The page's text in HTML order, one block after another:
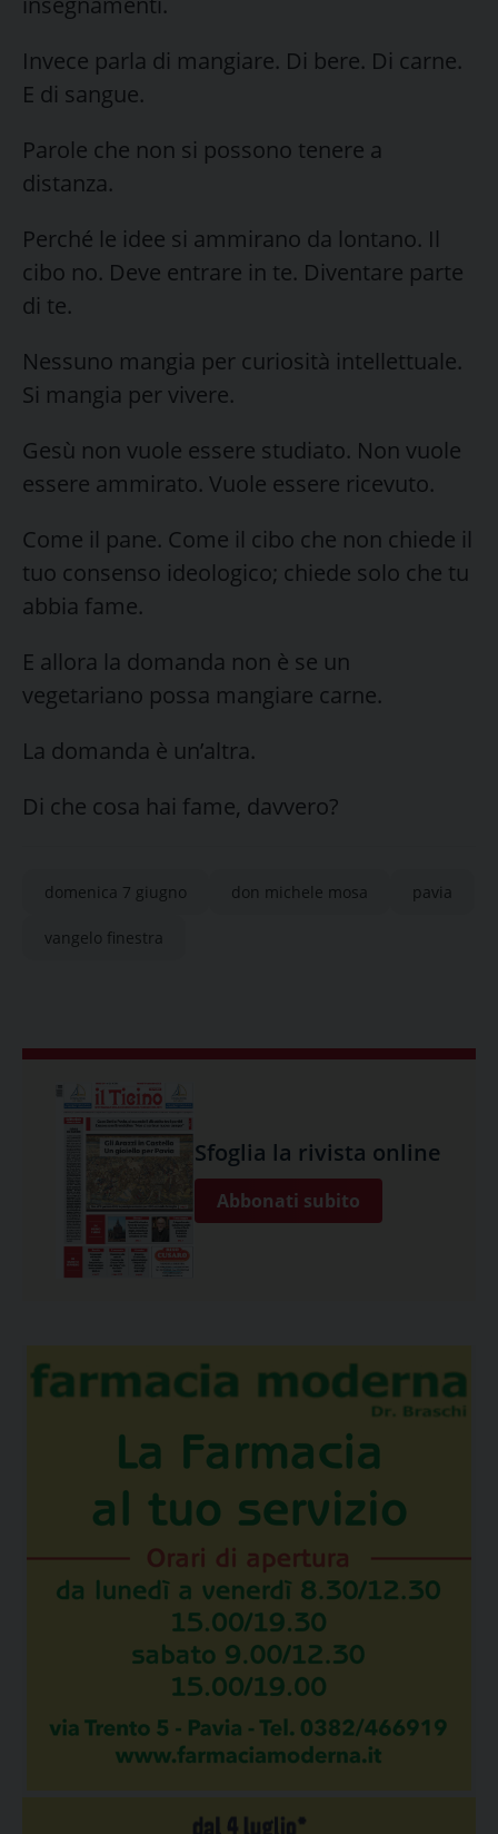
Invece parla di mangiare. Di bere. Di carne.
E di sangue.
Parole che non si possono tenere a
distanza.
Perché le idee si ammirano da lontano. Il
cibo no. Deve entrare in te. Diventare parte
di te.
Nessuno mangia per curiosità intellettuale.
Si mangia per vivere.
Gesù non vuole essere studiato. Non vuole
essere ammirato. Vuole essere ricevuto.
Come il pane. Come il cibo che non chiede il
tuo consenso ideologico; chiede solo che tu
abbia fame.
E allora la domanda non è se un
vegetariano possa mangiare carne.
La domanda è un’altra.
Di che cosa hai fame, davvero?
domenica 7 giugno don michele mosa pavia
vangelo finestra
Sfoglia la rivista online
Abbonati subito